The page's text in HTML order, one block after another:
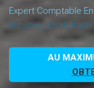
Expert Comptable
Freyming-Merlebach
AU